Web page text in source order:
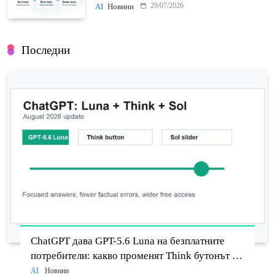
и Project Perception
AI Новини 29/07/2026
Последни
ChatGPT дава GPT-5.6 Luna на безплатните
потребители: какво променят Think бутонът и
новият Sol
AI Новини